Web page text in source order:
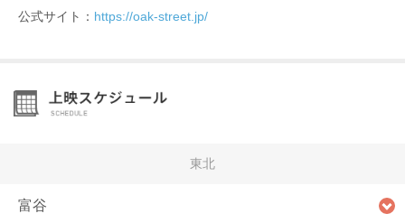
公式サイト： https://oak-street.jp/
東北
富谷